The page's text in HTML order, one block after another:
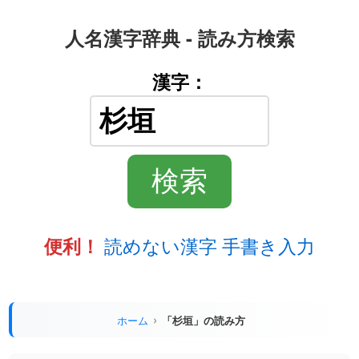
人名漢字辞典 - 読み方検索
漢字：
便利！ 読めない漢字 手書き入力
ホーム 「杉垣」の読み方